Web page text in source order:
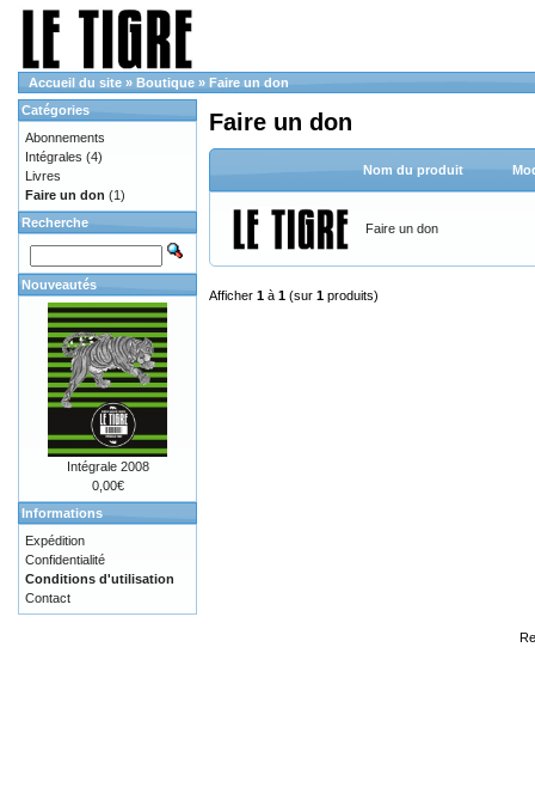
Accueil du site » Boutique » Faire un don
Faire un don
Nom du produit
Faire un don
Afficher 1 à 1 (sur 1 produits)
Catégories
Abonnements
Intégrales (4)
Livres
Faire un don (1)
Recherche
Nouveautés
Intégrale 2008
0,00€
Informations
Expédition
Confidentialité
Conditions d'utilisation
Contact